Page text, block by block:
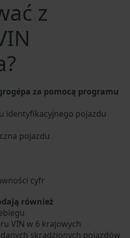
z
za pomocą programu
identyfikacyjnego pojazdu
pojazdu
cyfr
również
VIN w 6 krajowych
skradzionych pojazdów